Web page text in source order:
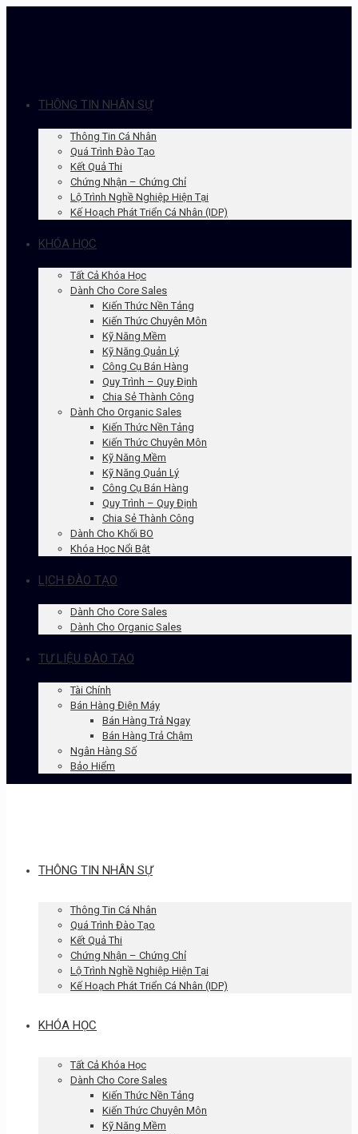
THÔNG TIN NHÂN SỰ
Thông Tin Cá Nhân
Quá Trình Đào Tạo
Kết Quả Thi
Chứng Nhận – Chứng Chỉ
Lộ Trình Nghề Nghiệp Hiện Tại
Kế Hoạch Phát Triển Cá Nhân (IDP)
KHÓA HỌC
Tất Cả Khóa Học
Dành Cho Core Sales
Kiến Thức Nền Tảng
Kiến Thức Chuyên Môn
Kỹ Năng Mềm
Kỹ Năng Quản Lý
Công Cụ Bán Hàng
Quy Trình – Quy Định
Chia Sẻ Thành Công
Dành Cho Organic Sales
Kiến Thức Nền Tảng
Kiến Thức Chuyên Môn
Kỹ Năng Mềm
Kỹ Năng Quản Lý
Công Cụ Bán Hàng
Quy Trình – Quy Định
Chia Sẻ Thành Công
Dành Cho Khối BO
Khóa Học Nổi Bật
LỊCH ĐÀO TẠO
Dành Cho Core Sales
Dành Cho Organic Sales
TƯ LIỆU ĐÀO TẠO
Tài Chính
Bán Hàng Điện Máy
Bán Hàng Trả Ngay
Bán Hàng Trả Chậm
Ngân Hàng Số
Bảo Hiểm
THÔNG TIN NHÂN SỰ
Thông Tin Cá Nhân
Quá Trình Đào Tạo
Kết Quả Thi
Chứng Nhận – Chứng Chỉ
Lộ Trình Nghề Nghiệp Hiện Tại
Kế Hoạch Phát Triển Cá Nhân (IDP)
KHÓA HỌC
Tất Cả Khóa Học
Dành Cho Core Sales
Kiến Thức Nền Tảng
Kiến Thức Chuyên Môn
Kỹ Năng Mềm